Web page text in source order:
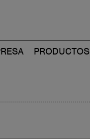
PRODUCTOS